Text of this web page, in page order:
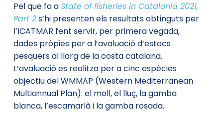
Pel que fa aState of fisheries in Catalonia 2021,
Part 2s’hi presenten els resultats obtinguts per
l’ICATMAR fent servir, per primera vegada,
dades pròpies per a l’avaluació d’estocs
pesquers al llarg de la costa catalana.
L’avaluació es realitza per a cinc espècies
objectiu del WMMAP (Western Mediterranean
Multiannual Plan): el moll, el lluç, la gamba
blanca, l’escamarlà i la gamba rosada.